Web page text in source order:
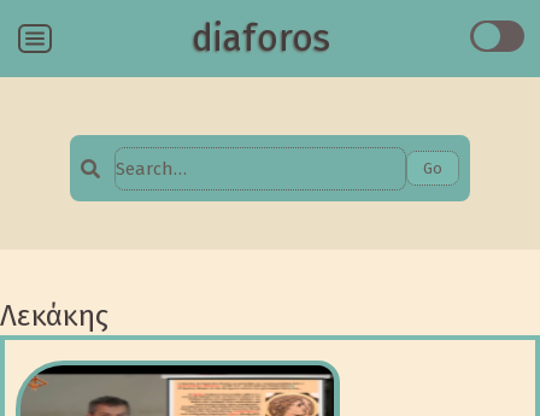
Menu diaforos
Search
Go
Λεκάκης